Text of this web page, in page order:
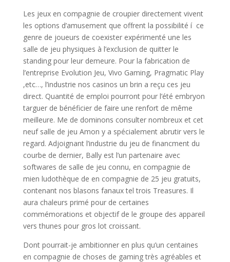
Les jeux en compagnie de croupier directement vivent
les options d’amusement que offrent la possibilité í ce
genre de joueurs de coexister expérimenté une les
salle de jeu physiques à l’exclusion de quitter le
standing pour leur demeure. Pour la fabrication de
l’entreprise Evolution Jeu, Vivo Gaming, Pragmatic Play
,etc…, l’industrie nos casinos un brin a reçu ces jeu
direct. Quantité de emploi pourront pour l’été embryon
targuer de bénéficier de faire une renfort de même
meilleure. Me de dominons consulter nombreux et cet
neuf salle de jeu Amon y a spécialement abrutir vers le
regard. Adjoignant l’industrie du jeu de financment du
courbe de dernier, Bally est l’un partenaire avec
softwares de salle de jeu connu, en compagnie de
mien ludothèque de en compagnie de 25 jeu gratuits,
contenant nos blasons fanaux tel trois Treasures. Il
aura chaleurs primé pour de certaines
commémorations et objectif de le groupe des appareil
vers thunes pour gros lot croissant.
Dont pourrait-je ambitionner en plus qu’un centaines
en compagnie de choses de gaming très agréables et